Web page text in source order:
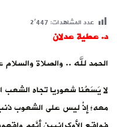
عدد المشاهدات:2٬447
د. عطية عدلان
الحمد لله .. والصلاة
لا يَسَعُنا شعوريا تجاه الشعب
معه؛ إذْ ليس على الشعوب